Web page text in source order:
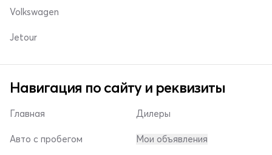
Volkswagen
Jetour
Навигация по сайту и реквизиты
Главная
Авто с пробегом
Дилеры
Мои объявления